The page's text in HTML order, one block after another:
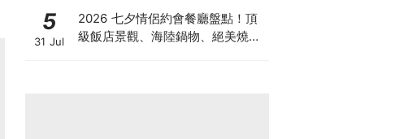
5
31 Jul
2026 七夕情侶約會餐廳盤點！頂
級飯店景觀、海陸鍋物、絕美燒肉